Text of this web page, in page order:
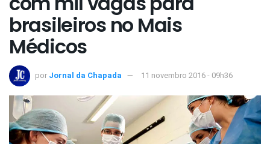
brasileiros no Mais
Médicos
por Jornal da Chapada 11 novembro 2016 - 09h36